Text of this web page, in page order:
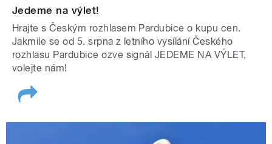
Jedeme na výlet!
Hrajte s Českým rozhlasem Pardubice o kupu cen.
Jakmile se od 5. srpna z letního vysílání Českého
rozhlasu Pardubice ozve signál JEDEME NA VÝLET,
volejte nám!